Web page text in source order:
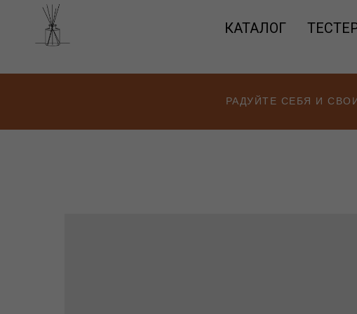
КАТАЛОГ
РАДУЙТЕ СЕБЯ И